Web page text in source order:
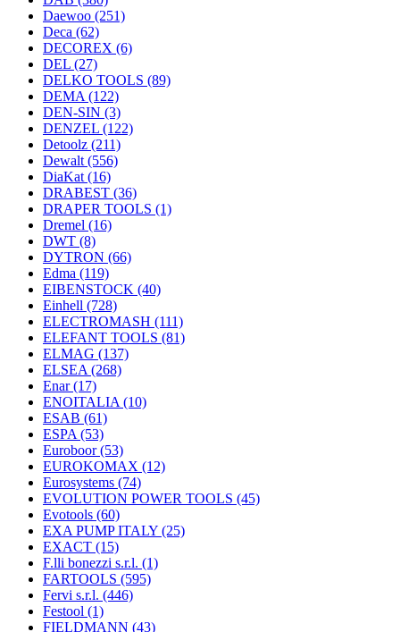
Daewoo (251)
Deca (62)
DECOREX (6)
DEL (27)
DELKO TOOLS (89)
DEMA (122)
DEN-SIN (3)
DENZEL (122)
Detoolz (211)
Dewalt (556)
DiaKat (16)
DRABEST (36)
DRAPER TOOLS (1)
Dremel (16)
DWT (8)
DYTRON (66)
Edma (119)
EIBENSTOCK (40)
Einhell (728)
ELECTROMASH (111)
ELEFANT TOOLS (81)
ELMAG (137)
ELSEA (268)
Enar(17)
ENOITALIA (10)
ESAB (61)
ESPA (53)
Euroboor(53)
EUROKOMAX (12)
Eurosystems (74)
EVOLUTION POWER TOOLS (45)
Evotools (60)
EXA PUMP ITALY (25)
EXACT (15)
F.lli bonezzi s.r.l. (1)
FARTOOLS (595)
Fervi s.r.l. (446)
Festool (1)
FIELDMANN (43)